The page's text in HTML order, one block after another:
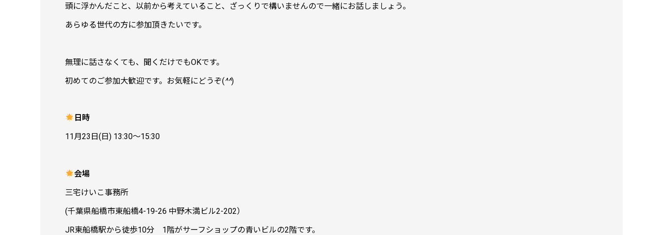
頭に浮かんだこと、以前から考えていること、ざっくりで構いませんので一緒にお話しましょう。
あらゆる世代の方に参加頂きたいです。
無理に話さなくても、聞くだけでもOKです。
初めてのご参加大歓迎です。お気軽にどうぞ(^^)
日時
11月23日(日) 13:30～15:30
会場
三宅けいこ事務所
(千葉県船橋市東船橋4-19-26 中野木満ビル2-202）
JR東船橋駅から徒歩10分 1階がサーフショップの青いビルの2階です。